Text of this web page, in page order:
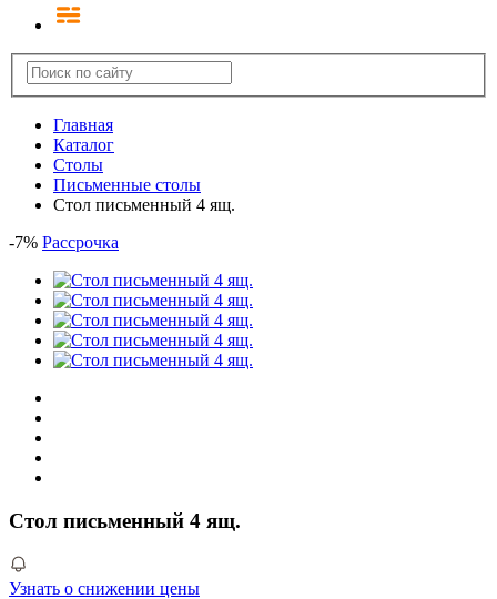
Главная
Каталог
Столы
Письменные столы
Стол письменный 4 ящ.
-7% Рассрочка
Стол письменный 4 ящ.
Узнать о снижении цены